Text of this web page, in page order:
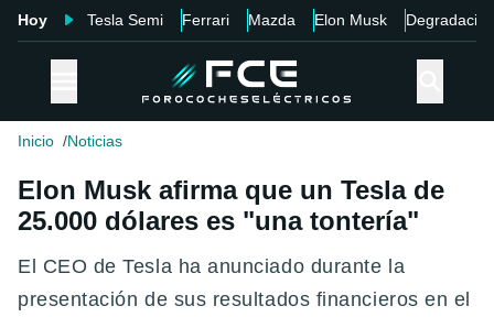
Hoy Tesla Semi Ferrari Mazda Elon Musk Degradación
Inicio Noticias
Elon Musk afirma que un Tesla de
25.000 dólares es "una tontería"
El CEO de Tesla ha anunciado durante la
presentación de sus resultados financieros en el